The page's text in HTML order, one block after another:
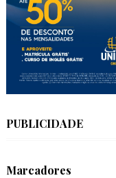
PUBLICIDADE
Marcadores